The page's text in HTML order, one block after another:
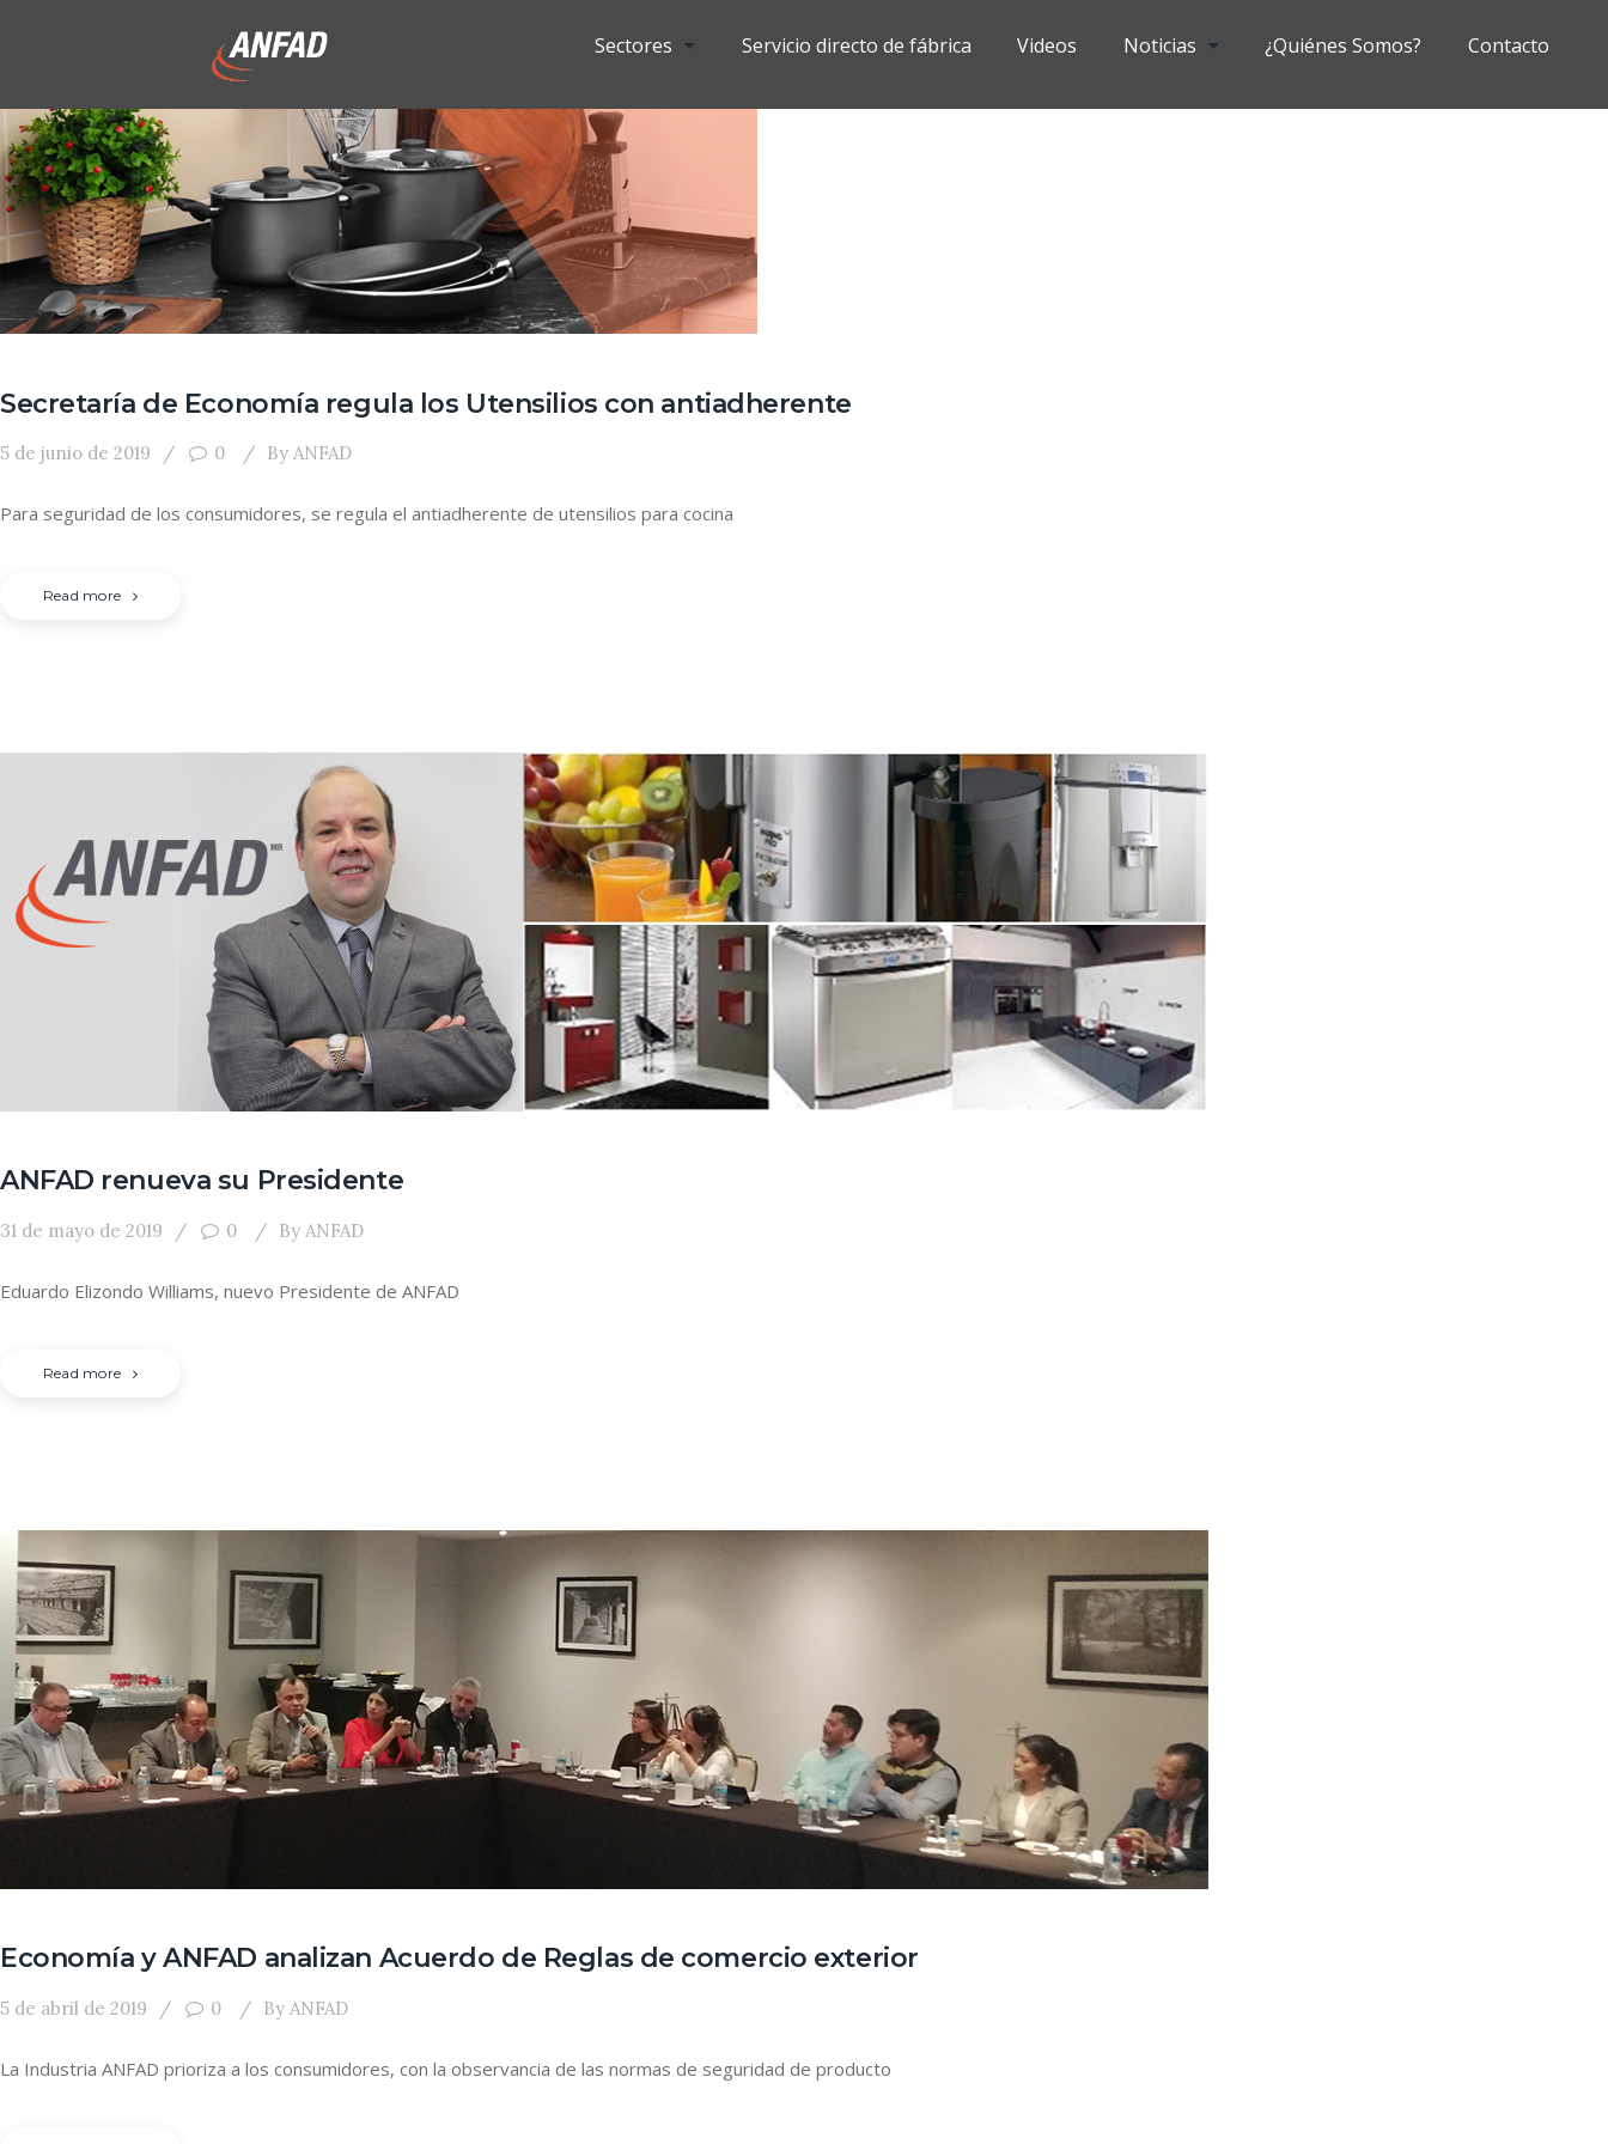
Sectores Servicio directo de fábrica Videos Noticias ¿Quiénes Somos? Contacto
Secretaría de Economía regula los Utensilios con antiadherente
5 de junio de 2019 0 By ANFAD
Para seguridad de los consumidores, se regula el antiadherente de utensilios para cocina
Read more
ANFAD renueva su Presidente
31 de mayo de 2019 0 By ANFAD
Eduardo Elizondo Williams, nuevo Presidente de ANFAD
Read more
Economía y ANFAD analizan Acuerdo de Reglas de comercio exterior
5 de abril de 2019 0 By ANFAD
La Industria ANFAD prioriza a los consumidores, con la observancia de las normas de seguridad de producto